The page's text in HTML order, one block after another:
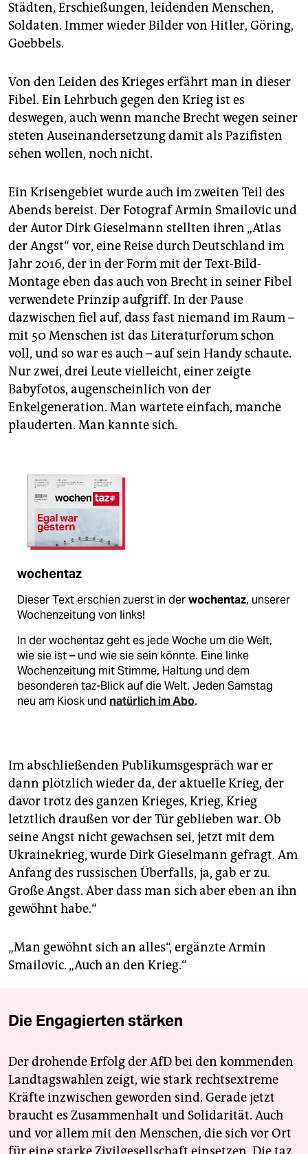
Städten, Erschießungen, leidenden Menschen,
Soldaten. Immer wieder Bilder von Hitler, Göring,
Goebbels.
Von den Leiden des Krieges erfährt man in dieser
Fibel. Ein Lehrbuch gegen den Krieg ist es
deswegen, auch wenn manche Brecht wegen seiner
steten Auseinandersetzung damit als Pazifisten
sehen wollen, noch nicht.
Ein Krisengebiet wurde auch im zweiten Teil des
Abends bereist. Der Fotograf Armin Smailovic und
der Autor Dirk Gieselmann stellten ihren „Atlas
der Angst“ vor, eine Reise durch Deutschland im
Jahr 2016, der in der Form mit der Text-Bild-
Montage eben das auch von Brecht in seiner Fibel
verwendete Prinzip aufgriff. In der Pause
dazwischen fiel auf, dass fast niemand im Raum –
mit 50 Menschen ist das Literaturforum schon
voll, und so war es auch – auf sein Handy schaute.
Nur zwei, drei Leute vielleicht, einer zeigte
Babyfotos, augenscheinlich von der
Enkelgeneration. Man wartete einfach, manche
plauderten. Man kannte sich.
wochentaz
Dieser Text erschien zuerst in derwochentaz, unserer
Wochenzeitung von links!
In der wochentaz geht es jede Woche um die Welt,
wie sie ist – und wie sie sein könnte. Eine linke
Wochenzeitung mit Stimme, Haltung und dem
besonderen taz-Blick auf die Welt. Jeden Samstag
neu am Kiosk und natürlich im Abo.
Im abschließenden Publikumsgespräch war er
dann plötzlich wieder da, der aktuelle Krieg, der
davor trotz des ganzen Krieges, Krieg, Krieg
letztlich draußen vor der Tür geblieben war. Ob
seine Angst nicht gewachsen sei, jetzt mit dem
Ukrainekrieg, wurde Dirk Gieselmann gefragt. Am
Anfang des russischen Überfalls, ja, gab er zu.
Große Angst. Aber dass man sich aber eben an ihn
gewöhnt habe.“
„Man gewöhnt sich an alles“, ergänzte Armin
Smailovic. „Auch an den Krieg.“
Die Engagierten stärken
Der drohende Erfolg der AfD bei den kommenden
Landtagswahlen zeigt, wie stark rechtsextreme
Kräfte inzwischen geworden sind. Gerade jetzt
braucht es Zusammenhalt und Solidarität. Auch
und vor allem mit den Menschen, die sich vor Ort
für eine starke Zivilgesellschaft einsetzen. Die taz